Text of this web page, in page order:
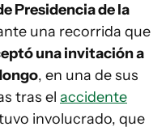
Presidencia de la
una recorrida que
una invitación a
, en una de sus
tras el accidente
involucrado, que